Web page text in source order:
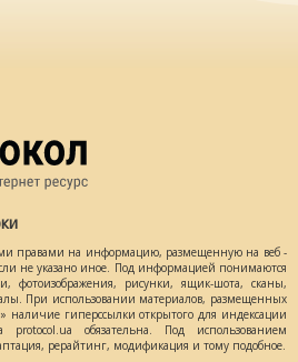
правами на информацию, размещенную на веб -
не указано иное. Под информацией понимаются
фотоизображения, рисунки, ящик-шота, сканы,
При использовании материалов, размещенных
наличие гиперссылки открытого для индексации
обязательна. Под использованием
рерайтинг, модификация и тому подобное.